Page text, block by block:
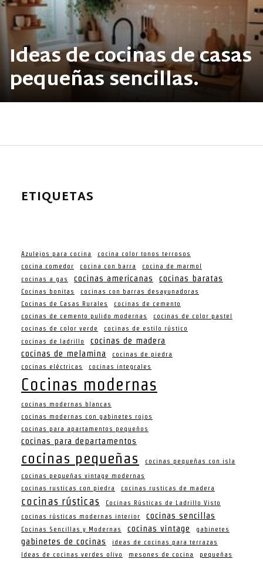
Ideas de cocinas de casas
pequeñas sencillas.
ETIQUETAS
Azulejos para cocina
cocina color tonos terrosos
cocina comedor
cocina con barra
cocina de marmol
cocinas a gas
cocinas americanas cocinas baratas
Cocinas bonitas
cocinas con barras desayunadoras
Cocinas de Casas Rurales
cocinas de cemento
cocinas de cemento pulido modernas
cocinas de color pastel
cocinas de color verde
cocinas de estilo rústico
cocinas de ladrillo
cocinas de madera
cocinas de melamina
cocinas de piedra
cocinas eléctricas
cocinas integrales
Cocinas modernas
cocinas modernas blancas
cocinas modernas con gabinetes rojos
cocinas para apartamentos pequeños
cocinas para departamentos
cocinas pequeñas cocinas pequeñas con isla
cocinas pequeñas vintage modernas
cocinas rusticas con piedra
cocinas rusticas de madera
cocinas rústicas
Cocinas Rústicas de Ladrillo Visto
cocinas rústicas modernas interior
cocinas sencillas
Cocinas Sencillas y Modernas cocinas vintage gabinetes
gabinetes de cocinas
ideas de cocinas para terrazas
Ideas de cocinas verdes olivo
mesones de cocina
pequeñas